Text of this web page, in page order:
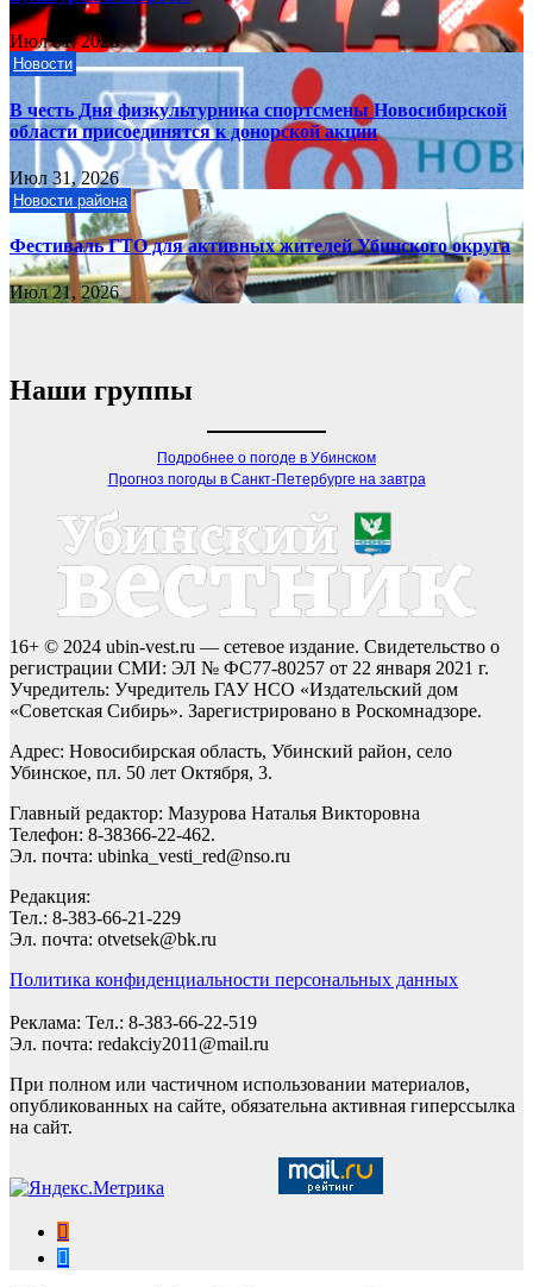
Июл 31, 2026
Новости
В честь Дня физкультурника спортсмены Новосибирской
области присоединятся к донорской акции
Июл 31, 2026
Новости района
Фестиваль ГТО для активных жителей Убинского округа
Июл 21, 2026
Наши группы
Подробнее о погоде в Убинском
Прогноз погоды в Санкт-Петербурге на завтра
16+ © 2024 ubin-vest.ru — сетевое издание. Свидетельство о
регистрации СМИ: ЭЛ № ФС77-80257 от 22 января 2021 г.
Учредитель: Учредитель ГАУ НСО «Издательский дом
«Советская Сибирь». Зарегистрировано в Роскомнадзоре.
Адрес: Новосибирская область, Убинский район, село
Убинское, пл. 50 лет Октября, 3.
Главный редактор: Мазурова Наталья Викторовна
Телефон: 8-38366-22-462.
Эл. почта: ubinka_vesti_red@nso.ru
Редакция:
Тел.: 8-383-66-21-229
Эл. почта: otvetsek@bk.ru
Политика конфиденциальности персональных данных
Реклама: Тел.: 8-383-66-22-519
Эл. почта: redakciy2011@mail.ru
При полном или частичном использовании материалов,
опубликованных на сайте, обязательна активная гиперссылка
на сайт.